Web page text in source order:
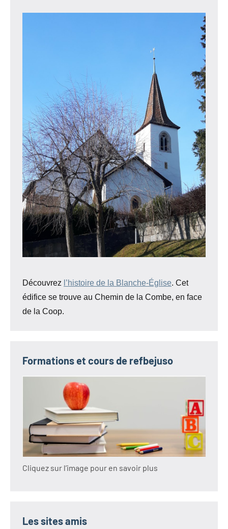
Découvrez l’histoire de la Blanche-Église. Cet
édifice se trouve au Chemin de la Combe, en face
de la Coop.
Formations et cours de refbejuso
Cliquez sur l’image pour en savoir plus
Les sites amis